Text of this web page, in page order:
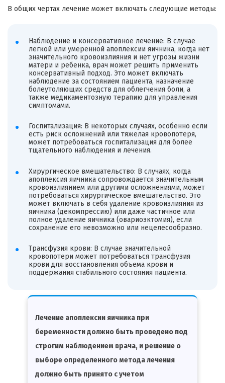
В общих чертах лечение может включать следующие методы:
Наблюдение и консервативное лечение: В случае
легкой или умеренной апоплексии яичника, когда нет
значительного кровоизлияния и нет угрозы жизни
матери и ребенка, врач может решить применить
консервативный подход. Это может включать
наблюдение за состоянием пациента, назначение
болеутоляющих средств для облегчения боли, а
также медикаментозную терапию для управления
симптомами.
Госпитализация: В некоторых случаях, особенно если
есть риск осложнений или тяжелая кровопотеря,
может потребоваться госпитализация для более
тщательного наблюдения и лечения.
Хирургическое вмешательство: В случаях, когда
апоплексия яичника сопровождается значительным
кровоизлиянием или другими осложнениями, может
потребоваться хирургическое вмешательство. Это
может включать в себя удаление кровоизлияния из
яичника (декомпрессию) или даже частичное или
полное удаление яичника (овариоэктомия), если
сохранение его невозможно или нецелесообразно.
Трансфузия крови: В случае значительной
кровопотери может потребоваться трансфузия
крови для восстановления объема крови и
поддержания стабильного состояния пациента.
Лечение апоплексии яичника при
беременности должно быть проведено под
строгим наблюдением врача, и решение о
выборе определенного метода лечения
должно быть принято с учетом